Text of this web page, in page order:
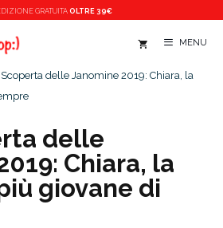
GRATUITA OLTRE 39€
MENU
delle Janomine 2019: Chiara, la
delle
Chiara, la
giovane di